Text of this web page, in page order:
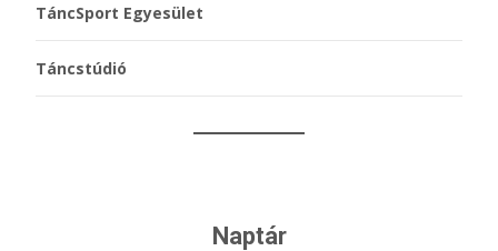
TáncSport Egyesület
Táncstúdió
Naptár